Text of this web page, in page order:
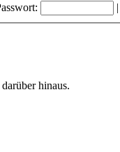
|
hinaus.